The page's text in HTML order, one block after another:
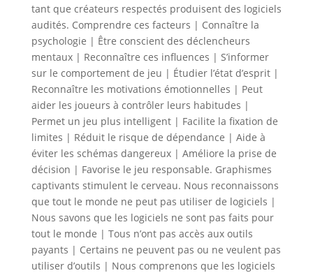
tant que créateurs respectés produisent des logiciels
audités. Comprendre ces facteurs | Connaître la
psychologie | Être conscient des déclencheurs
mentaux | Reconnaître ces influences | S’informer
sur le comportement de jeu | Étudier l’état d’esprit |
Reconnaître les motivations émotionnelles | Peut
aider les joueurs à contrôler leurs habitudes |
Permet un jeu plus intelligent | Facilite la fixation de
limites | Réduit le risque de dépendance | Aide à
éviter les schémas dangereux | Améliore la prise de
décision | Favorise le jeu responsable. Graphismes
captivants stimulent le cerveau. Nous reconnaissons
que tout le monde ne peut pas utiliser de logiciels |
Nous savons que les logiciels ne sont pas faits pour
tout le monde | Tous n’ont pas accès aux outils
payants | Certains ne peuvent pas ou ne veulent pas
utiliser d’outils | Nous comprenons que les logiciels